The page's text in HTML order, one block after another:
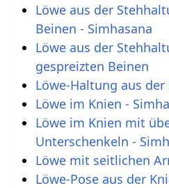
Löwe aus der
Beinen - Simhasana
Löwe aus der
gespreizten Beinen
Löwe-Haltung aus der
Löwe im Knien -
Löwe im Knien mit
Unterschenkeln -
Löwe mit seitlichen
Löwe-Pose aus der